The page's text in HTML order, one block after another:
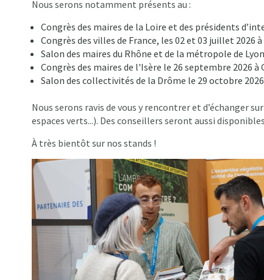
Nous serons notamment présents au :
Congrès des maires de la Loire et des présidents
Congrès des villes de France, les 02 et 03 juillet 2026 à
Salon des maires du Rhône et de la métropole de
Congrès des maires de l'Isère le 26 septembre 2026 à
Salon des collectivités de la Drôme le 29 octobre
Nous serons ravis de vous y rencontrer et d’échanger
espaces verts...). Des conseillers seront aussi
À très bientôt sur nos stands !